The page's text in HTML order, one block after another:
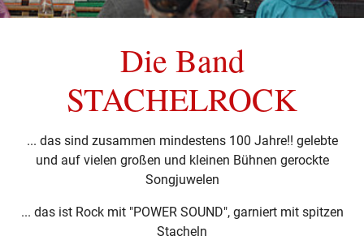
Die Band
STACHELROCK
... das sind zusammen mindestens 100 Jahre!! gelebte
und auf vielen großen und kleinen Bühnen gerockte
Songjuwelen
... das ist Rock mit "POWER SOUND", garniert mit spitzen
Stacheln